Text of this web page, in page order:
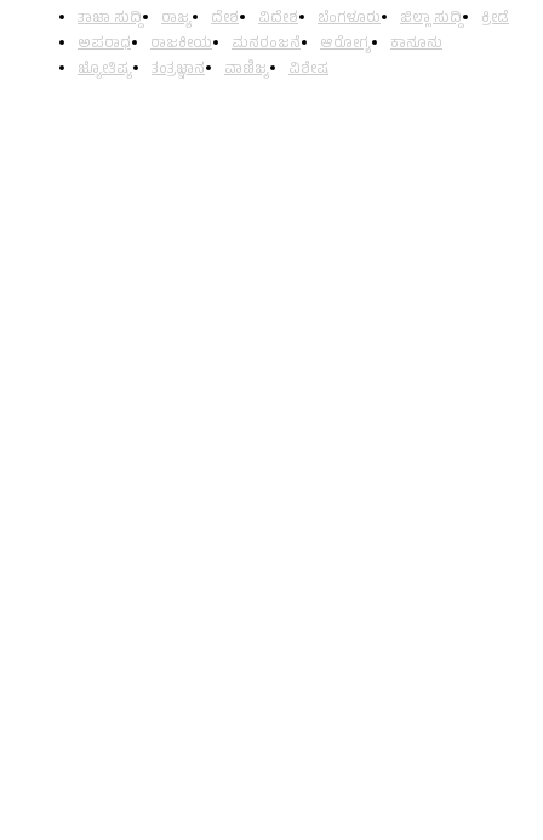
ತಾಜಾ ಸುದ್ದಿ
ರಾಜ್ಯ ದೇಶ ವಿದೇಶ ಬೆಂಗಳೂರು ಜಿಲ್ಲಾ ಸುದ್ದಿ
ಕ್ರೀಡೆ
ಅಪರಾಧ
ರಾಜಕೀಯ ಮನರಂಜನೆ ಆರೋಗ್ಯ
ಕಾನೂನು
ಜ್ಯೋತಿಷ್ಯ
ತಂತ್ರಜ್ಞಾನ ವಾಣಿಜ್ಯ ವಿಶೇಷ